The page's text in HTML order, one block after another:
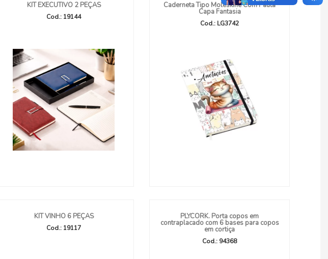
KIT EXECUTIVO 2 PEÇAS
Cod.: 19144
Caderneta Tipo Moleskine Com Pauta
Capa Fantasia
Cod.: LG3742
KIT VINHO 6 PEÇAS
Cod.: 19117
PLYCORK. Porta copos em
contraplacado com 6 bases para copos
em cortiça
Cod.: 94368